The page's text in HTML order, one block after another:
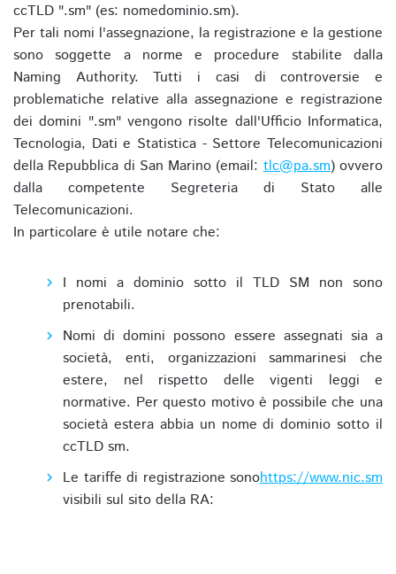
ccTLD ".sm" (es: nomedominio.sm).
Per tali nomi l'assegnazione, la registrazione e la gestione
sono soggette a norme e procedure stabilite dalla
Naming Authority. Tutti i casi di controversie e
problematiche relative alla assegnazione e registrazione
dei domini ".sm" vengono risolte dall'Ufficio Informatica,
Tecnologia, Dati e Statistica - Settore Telecomunicazioni
della Repubblica di San Marino (email:tlc@pa.sm) ovvero
dalla competente Segreteria di Stato alle
Telecomunicazioni.
In particolare è utile notare che:
I nomi a dominio sotto il TLD SM non sono
prenotabili.
Nomi di domini possono essere assegnati sia a
società, enti, organizzazioni sammarinesi che
estere, nel rispetto delle vigenti leggi e
normative. Per questo motivo è possibile che una
società estera abbia un nome di dominio sotto il
ccTLD sm.
Le tariffe di registrazione sono
visibili sul sito della RA:
https://www.nic.sm